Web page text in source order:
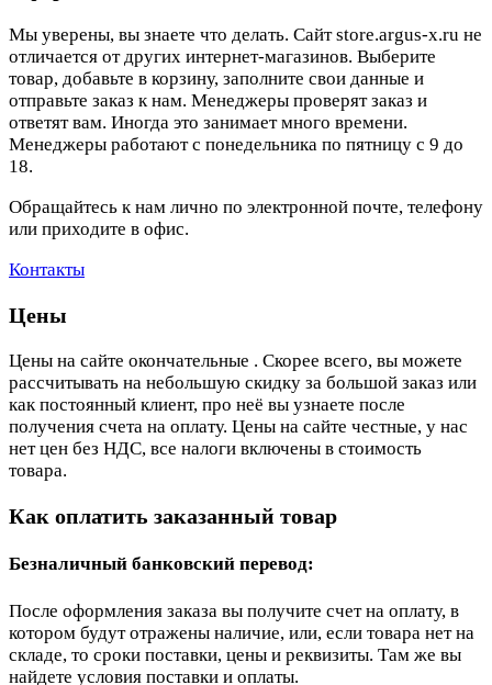
Мы уверены, вы знаете что делать. Сайт store.argus-x.ru не
отличается от других интернет-магазинов. Выберите
товар, добавьте в корзину, заполните свои данные и
отправьте заказ к нам. Менеджеры проверят заказ и
ответят вам. Иногда это занимает много времени.
Менеджеры работают с понедельника по пятницу с 9 до
18.
Обращайтесь к нам лично по электронной почте, телефону
или приходите в офис.
Контакты
Цены
Цены на сайте окончательные . Скорее всего, вы можете
рассчитывать на небольшую скидку за большой заказ или
как постоянный клиент, про неё вы узнаете после
получения счета на оплату. Цены на сайте честные, у нас
нет цен без НДС, все налоги включены в стоимость
товара.
Как оплатить заказанный товар
Безналичный банковский перевод:
После оформления заказа вы получите счет на оплату, в
котором будут отражены наличие, или, если товара нет на
складе, то сроки поставки, цены и реквизиты. Там же вы
найдете условия поставки и оплаты.